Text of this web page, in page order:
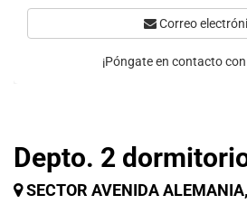
Depto. 2
SECTOR AVENIDA
Correo
¡Póngate en contacto